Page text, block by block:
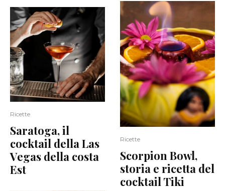
Ricette
Saratoga, il
cocktail della Las
Vegas della costa
Est
Ricette
Scorpion Bowl,
storia e ricetta del
cocktail Tiki